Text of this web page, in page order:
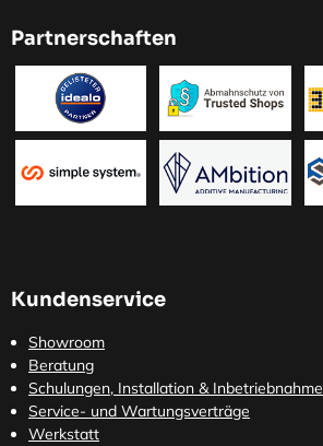
Partnerschaften
Kundenservice
Showroom
Beratung
Schulungen, Installation & Inbetriebnahme
Service- und Wartungsverträge
Werkstatt